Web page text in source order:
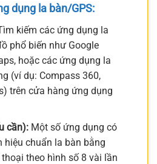
dụng la bàn/GPS:
kiếm các ứng dụng la
phổ biến như Google
hoặc các ứng dụng la
(ví dụ: Compass 360,
trên cửa hàng ứng dụng
cần):Một số ứng dụng có
hiệu chuẩn la bàn bằng
theo hình số 8 vài lần